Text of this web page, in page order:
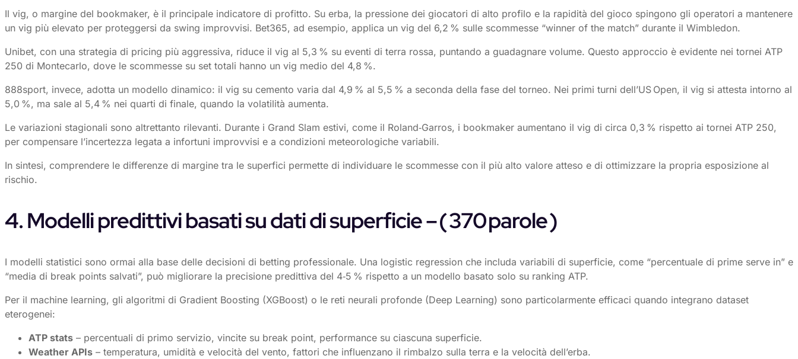
Il vig, o margine del bookmaker, è il principale indicatore di profitto. Su erba, la pressione dei giocatori di alto profilo e la rapidità del gioco spingono gli operatori a mantenere
un vig più elevato per proteggersi da swing improvvisi. Bet365, ad esempio, applica un vig del 6,2 % sulle scommesse “winner of the match” durante il Wimbledon.
Unibet, con una strategia di pricing più aggressiva, riduce il vig al 5,3 % su eventi di terra rossa, puntando a guadagnare volume. Questo approccio è evidente nei tornei ATP
250 di Montecarlo, dove le scommesse su set totali hanno un vig medio del 4,8 %.
888sport, invece, adotta un modello dinamico: il vig su cemento varia dal 4,9 % al 5,5 % a seconda della fase del torneo. Nei primi turni dell’US Open, il vig si attesta intorno al
5,0 %, ma sale al 5,4 % nei quarti di finale, quando la volatilità aumenta.
Le variazioni stagionali sono altrettanto rilevanti. Durante i Grand Slam estivi, come il Roland‑Garros, i bookmaker aumentano il vig di circa 0,3 % rispetto ai tornei ATP 250,
per compensare l’incertezza legata a infortuni improvvisi e a condizioni meteorologiche variabili.
In sintesi, comprendere le differenze di margine tra le superfici permette di individuare le scommesse con il più alto valore atteso e di ottimizzare la propria esposizione al
rischio.
4. Modelli predittivi basati su dati di superficie – ( 370 parole )
I modelli statistici sono ormai alla base delle decisioni di betting professionale. Una logistic regression che includa variabili di superficie, come “percentuale di prime serve in” e
“media di break points salvati”, può migliorare la precisione predittiva del 4‑5 % rispetto a un modello basato solo su ranking ATP.
Per il machine learning, gli algoritmi di Gradient Boosting (XGBoost) o le reti neurali profonde (Deep Learning) sono particolarmente efficaci quando integrano dataset
eterogenei:
ATP stats – percentuali di primo servizio, vincite su break point, performance su ciascuna superficie.
Weather APIs – temperatura, umidità e velocità del vento, fattori che influenzano il rimbalzo sulla terra e la velocità dell’erba.